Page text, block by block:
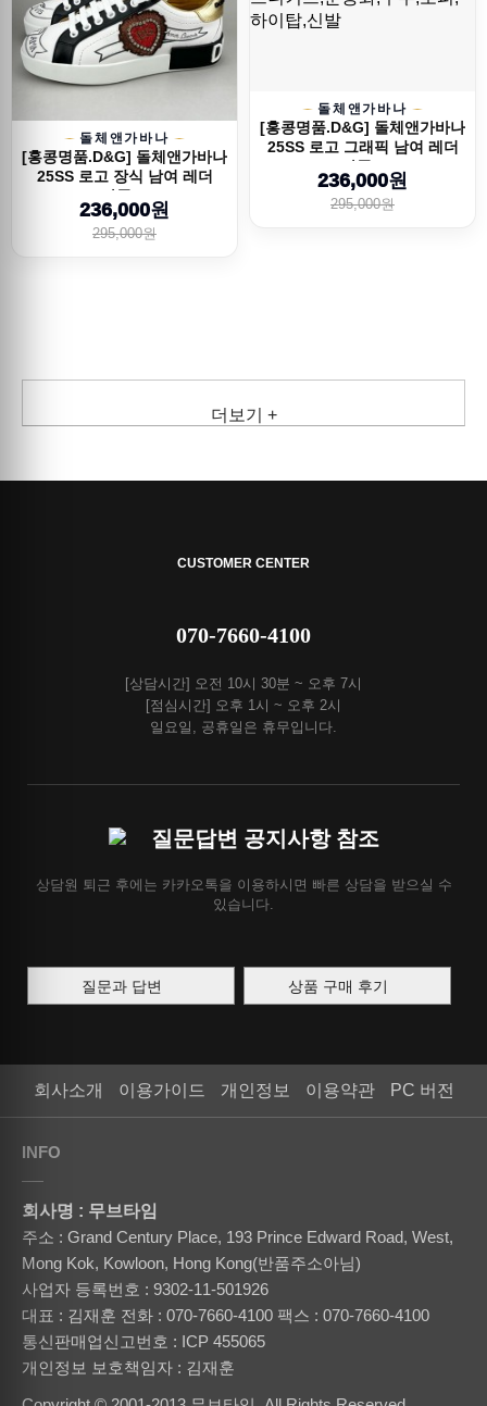
돌체앤가바나
[홍콩명품.D&G] 돌체앤가바나
25SS 로고 장식 남여 레더
가죽 ...
236,000원
295,000원
돌체앤가바나
[홍콩명품.D&G] 돌체앤가바나
25SS 로고 그래픽 남여 레더
가죽...
236,000원
295,000원
더보기 +
CUSTOMER CENTER
070-7660-4100
[상담시간] 오전 10시 30분 ~ 오후 7시
[점심시간] 오후 1시 ~ 오후 2시
일요일, 공휴일은 휴무입니다.
질문답변 공지사항 참조
상담원 퇴근 후에는 카카오톡을 이용하시면 빠른 상담을 받으실 수
있습니다.
질문과 답변 상품 구매 후기
회사소개 이용가이드 개인정보 이용약관 PC 버전
INFO
회사명 : 무브타임
주소 : Grand Century Place, 193 Prince Edward Road, West,
Mong Kok, Kowloon, Hong Kong(반품주소아님)
사업자 등록번호 : 9302-11-501926
대표 : 김재훈 전화 : 070-7660-4100 팩스 : 070-7660-4100
통신판매업신고번호 : ICP 455065
개인정보 보호책임자 : 김재훈